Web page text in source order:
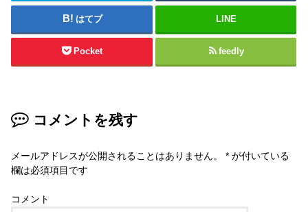
はてブ LINE
Pocket feedly
コメントを残す
メールアドレスが公開されることはありません。 * が付いている
欄は必須項目です
コメント